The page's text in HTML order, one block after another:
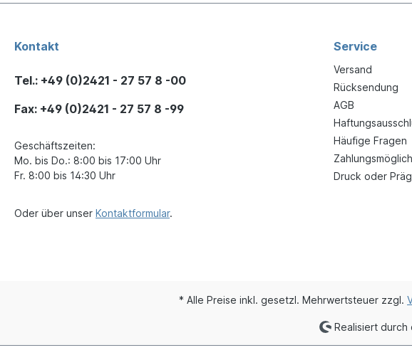
Kontakt
Tel.: +49 (0)2421 - 27 57 8 -00
Fax: +49 (0)2421 - 27 57 8 -99
Geschäftszeiten:
Mo. bis Do.: 8:00 bis 17:00 Uhr
Fr. 8:00 bis 14:30 Uhr
Oder über unser Kontaktformular.
Service
Versand
Rücksendung
AGB
Häufige Fragen
Druck oder
* Alle Preise inkl. gesetzl. Mehrwertsteuer zzgl.
Realisiert durch